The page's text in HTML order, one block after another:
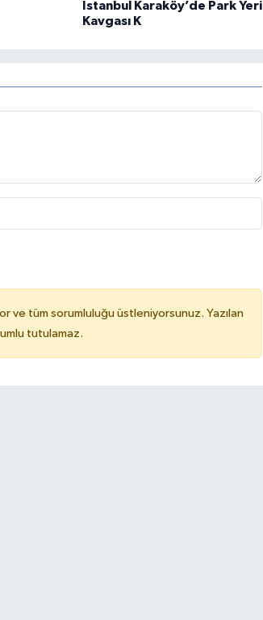
İstanbul Karaköy’de Park Yeri
Kavgası K
ve tüm sorumluluğu üstleniyorsunuz. Yazılan
tutulamaz.